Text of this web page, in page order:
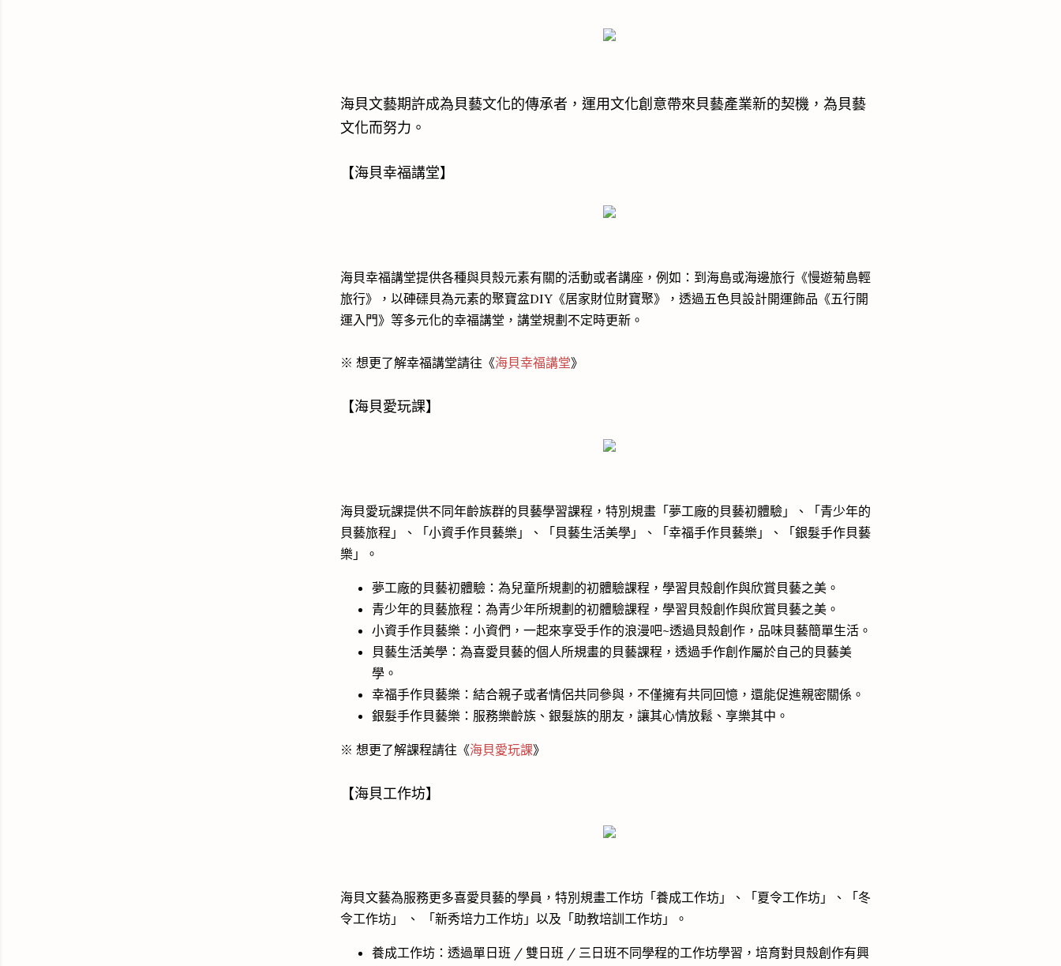
海貝文藝期許成為貝藝文化的傳承者，運用文化創意帶來貝藝產業新的契機，為貝藝
文化而努力。
【海貝幸福講堂】
海貝幸福講堂提供各種與貝殼元素有關的活動或者講座，例如：到海島或海邊旅行《慢遊菊島輕
旅行》，以硨磲貝為元素的聚寶盆DIY《居家財位財寶聚》，透過五色貝設計開運飾品《五行開
運入門》等多元化的幸福講堂，講堂規劃不定時更新。
※ 想更了解幸福講堂請往《海貝幸福講堂》
【海貝愛玩課】
海貝愛玩課提供不同年齡族群的貝藝學習課程，特別規畫「夢工廠的貝藝初體驗」、「青少年的
貝藝旅程」、「小資手作貝藝樂」、「貝藝生活美學」、「幸福手作貝藝樂」、「銀髮手作貝藝
樂」。
夢工廠的貝藝初體驗：為兒童所規劃的初體驗課程，學習貝殼創作與欣賞貝藝之美。
青少年的貝藝旅程：為青少年所規劃的初體驗課程，學習貝殼創作與欣賞貝藝之美。
小資手作貝藝樂：小資們，一起來享受手作的浪漫吧~透過貝殼創作，品味貝藝簡單生活。
貝藝生活美學：為喜愛貝藝的個人所規畫的貝藝課程，透過手作創作屬於自己的貝藝美
學。
幸福手作貝藝樂：結合親子或者情侶共同參與，不僅擁有共同回憶，還能促進親密關係。
銀髮手作貝藝樂：服務樂齡族、銀髮族的朋友，讓其心情放鬆、享樂其中。
※ 想更了解課程請往《海貝愛玩課》
【海貝工作坊】
海貝文藝為服務更多喜愛貝藝的學員，特別規畫工作坊「養成工作坊」、「夏令工作坊」、「冬
令工作坊」 、 「新秀培力工作坊」以及「助教培訓工作坊」。
養成工作坊：透過單日班 / 雙日班 / 三日班不同學程的工作坊學習，培育對貝殼創作有興